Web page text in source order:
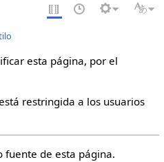
esta página, por el
restringida a los usuarios
fuente de esta página.